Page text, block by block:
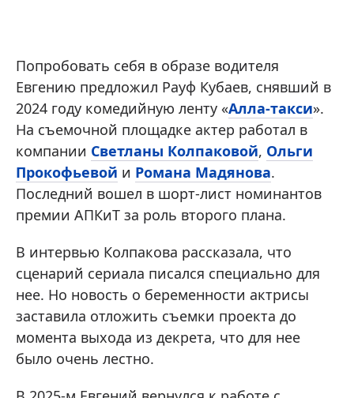
Попробовать себя в образе водителя
Евгению предложил Рауф Кубаев, снявший в
2024 году комедийную ленту «Алла-такси».
На съемочной площадке актер работал в
компании Светланы Колпаковой, Ольги
Прокофьевой и Романа Мадянова.
Последний вошел в шорт-лист номинантов
премии АПКиТ за роль второго плана.
В интервью Колпакова рассказала, что
сценарий сериала писался специально для
нее. Но новость о беременности актрисы
заставила отложить съемки проекта до
момента выхода из декрета, что для нее
было очень лестно.